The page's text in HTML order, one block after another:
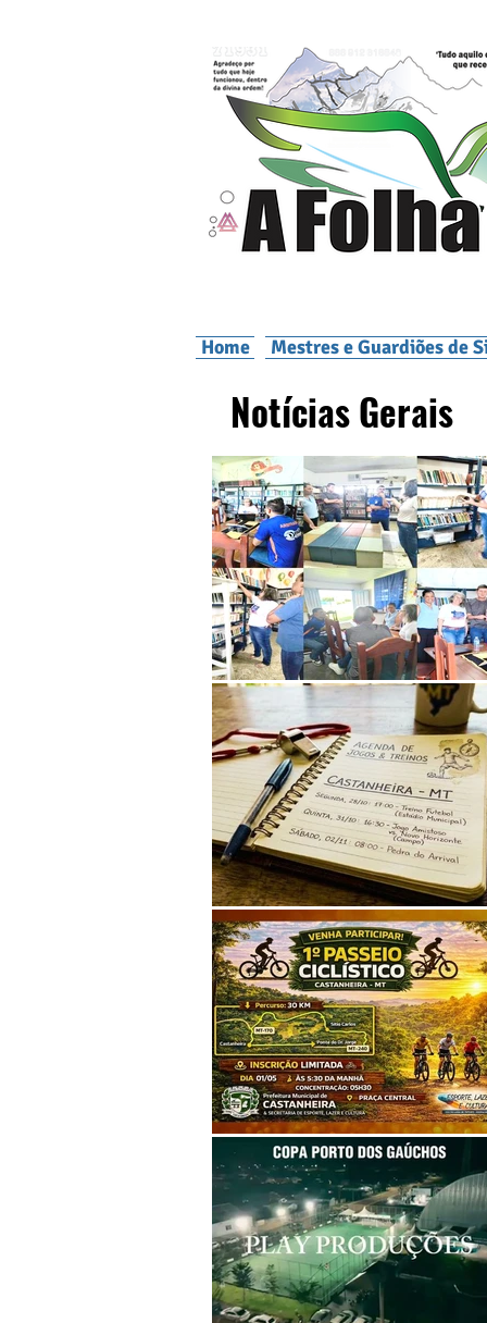
Home Mestres e Guardiões de
Notícias Gerais